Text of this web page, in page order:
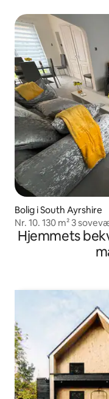
Bolig i South Ayrshire
Nr. 10. 130 m² 3
Hjemmets